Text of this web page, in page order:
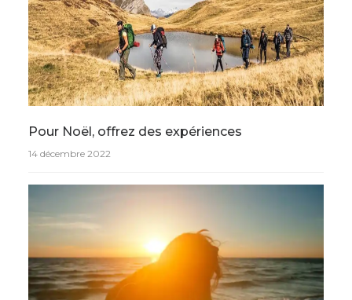
Pour Noël, offrez des expériences
14 décembre 2022